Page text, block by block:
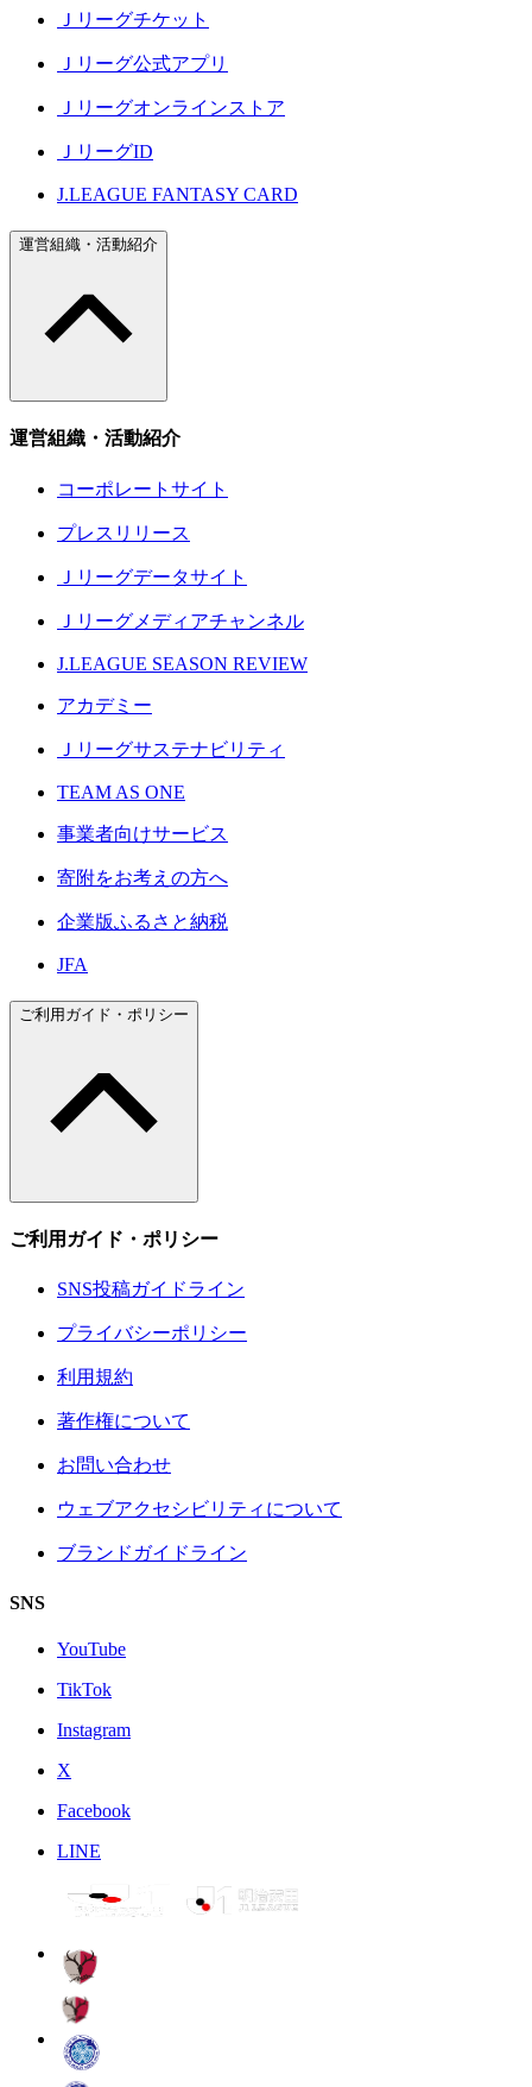
Ｊリーグチケット
Ｊリーグ公式アプリ
Ｊリーグオンラインストア
ＪリーグID
J.LEAGUE FANTASY CARD
運営組織・活動紹介
運営組織・活動紹介
コーポレートサイト
プレスリリース
Ｊリーグデータサイト
Ｊリーグメディアチャンネル
J.LEAGUE SEASON REVIEW
アカデミー
Ｊリーグサステナビリティ
TEAM AS ONE
事業者向けサービス
寄附をお考えの方へ
企業版ふるさと納税
JFA
ご利用ガイド・ポリシー
ご利用ガイド・ポリシー
SNS投稿ガイドライン
プライバシーポリシー
利用規約
著作権について
お問い合わせ
ウェブアクセシビリティについて
ブランドガイドライン
SNS
YouTube
TikTok
Instagram
X
Facebook
LINE